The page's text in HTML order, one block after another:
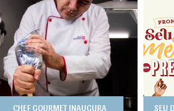
CHEF GOURMET INAUGURA
SEU